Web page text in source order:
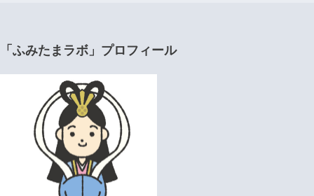
「ふみたまラボ」プロフィール